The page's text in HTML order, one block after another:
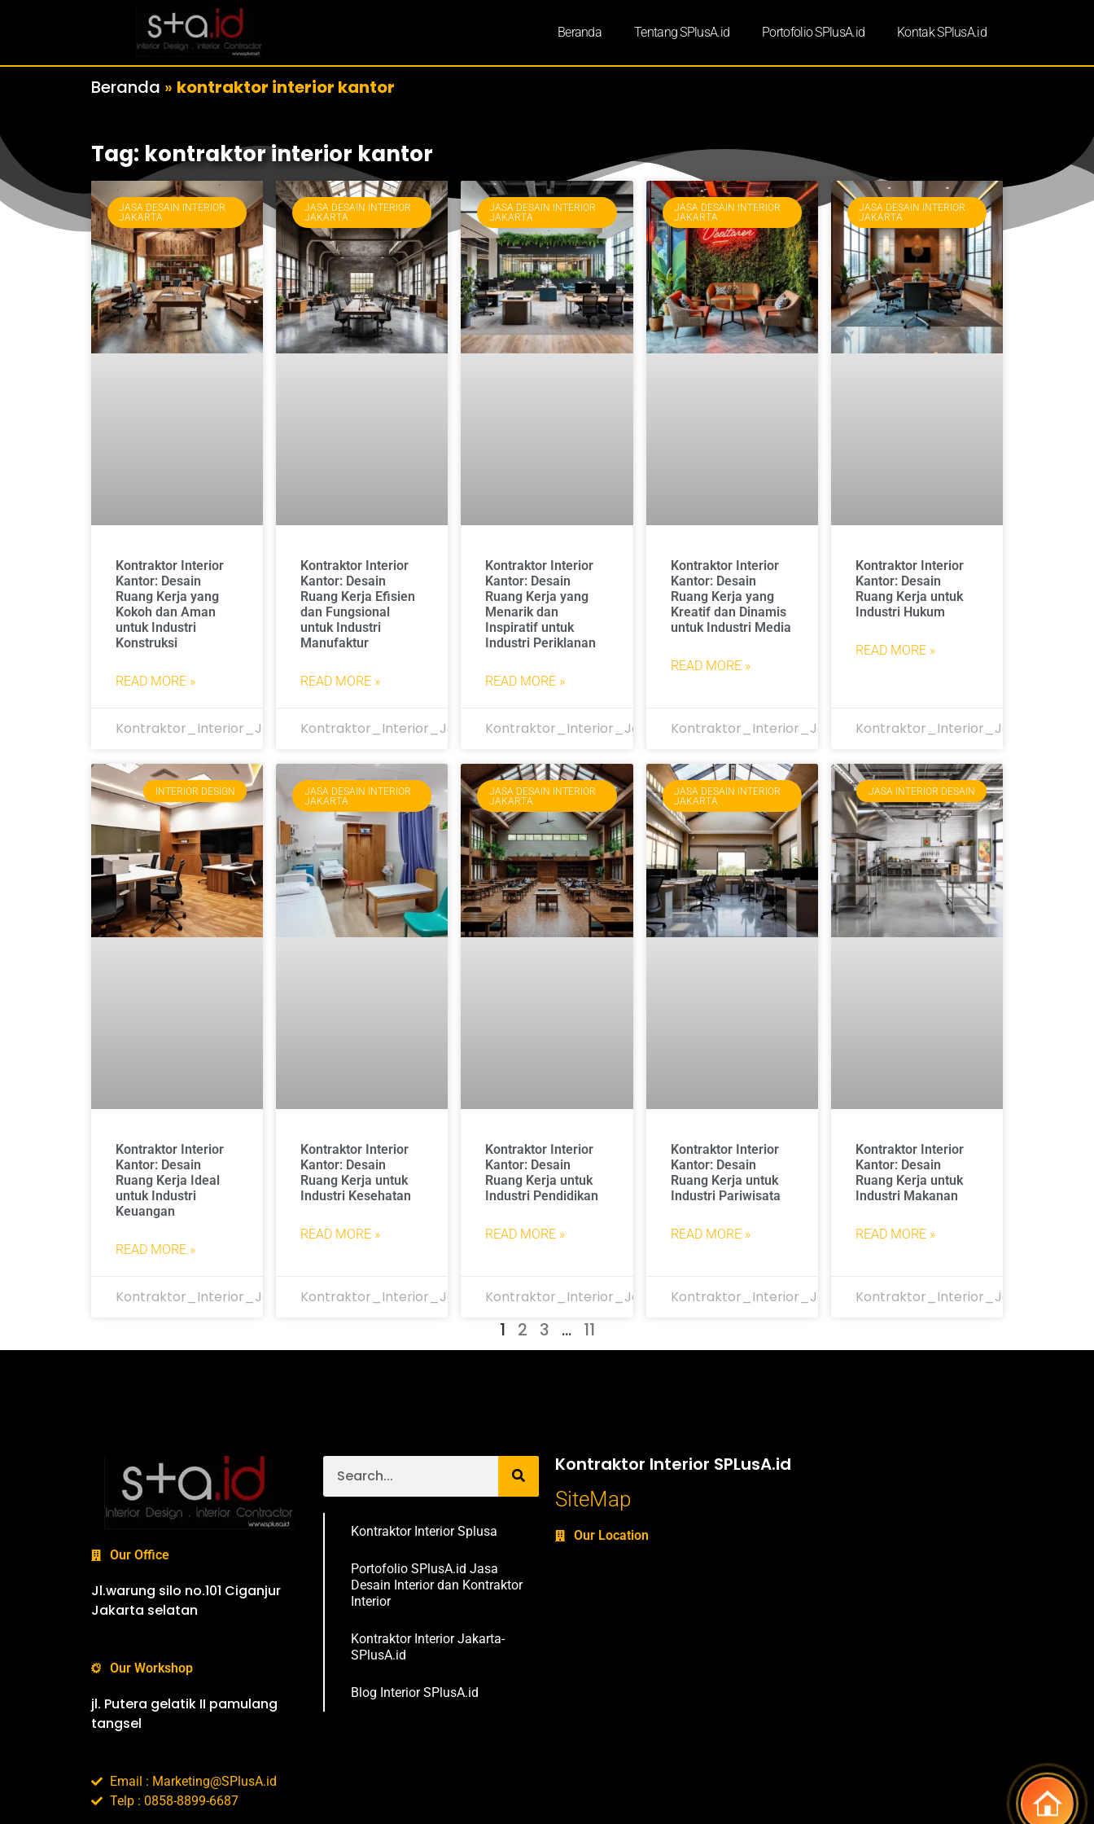
Beranda Tentang SPlusA.id Portofolio SPlusA.id Kontak SPlusA.id
Beranda » kontraktor interior kantor
Tag: kontraktor interior kantor
JASA DESAIN INTERIOR
JAKARTA
Kontraktor Interior
Kantor: Desain
Ruang Kerja yang
Kokoh dan Aman
untuk Industri
Konstruksi
READ MORE »
Kontraktor_Interior_Jakarta
JASA DESAIN INTERIOR
JAKARTA
Kontraktor Interior
Kantor: Desain
Ruang Kerja Efisien
dan Fungsional
untuk Industri
Manufaktur
READ MORE »
Kontraktor_Interior_Jakarta
JASA DESAIN INTERIOR
JAKARTA
Kontraktor Interior
Kantor: Desain
Ruang Kerja yang
Menarik dan
Inspiratif untuk
Industri Periklanan
READ MORE »
Kontraktor_Interior_Jakarta
JASA DESAIN INTERIOR
JAKARTA
Kontraktor Interior
Kantor: Desain
Ruang Kerja yang
Kreatif dan Dinamis
untuk Industri Media
READ MORE »
Kontraktor_Interior_Jakarta
JASA DESAIN INTERIOR
JAKARTA
Kontraktor Interior
Kantor: Desain
Ruang Kerja untuk
Industri Hukum
READ MORE »
Kontraktor_Interior_Jakarta
INTERIOR DESIGN
Kontraktor Interior
Kantor: Desain
Ruang Kerja Ideal
untuk Industri
Keuangan
READ MORE »
Kontraktor_Interior_Jakarta
JASA DESAIN INTERIOR
JAKARTA
Kontraktor Interior
Kantor: Desain
Ruang Kerja untuk
Industri Kesehatan
READ MORE »
Kontraktor_Interior_Jakarta
JASA DESAIN INTERIOR
JAKARTA
Kontraktor Interior
Kantor: Desain
Ruang Kerja untuk
Industri Pendidikan
READ MORE »
Kontraktor_Interior_Jakarta
JASA DESAIN INTERIOR
JAKARTA
Kontraktor Interior
Kantor: Desain
Ruang Kerja untuk
Industri Pariwisata
READ MORE »
Kontraktor_Interior_Jakarta
JASA INTERIOR DESAIN
Kontraktor Interior
Kantor: Desain
Ruang Kerja untuk
Industri Makanan
READ MORE »
Kontraktor_Interior_Jakarta
1 2 3 … 11
Our Office
Jl.warung silo no.101 Ciganjur
Jakarta selatan
Our Workshop
jl. Putera gelatik II pamulang
tangsel
Email : Marketing@SPlusA.id
Telp : 0858-8899-6687
Kontraktor Interior Splusa
Portofolio SPlusA.id Jasa
Desain Interior dan Kontraktor
Interior
Kontraktor Interior Jakarta-
SPlusA.id
Blog Interior SPlusA.id
Kontraktor Interior SPLusA.id
SiteMap
Our Location